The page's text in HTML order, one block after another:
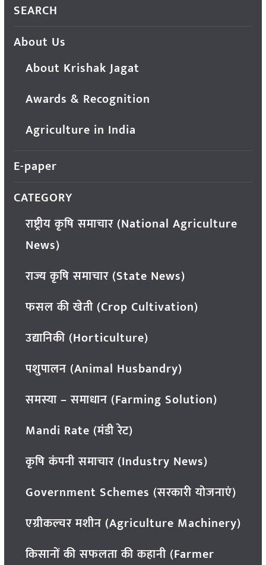
SEARCH
About Us
About Krishak Jagat
Awards & Recognition
Agriculture in India
E-paper
CATEGORY
राष्ट्रीय कृषि समाचार (National Agriculture
News)
राज्य कृषि समाचार (State News)
फसल की खेती (Crop Cultivation)
उद्यानिकी (Horticulture)
पशुपालन (Animal Husbandry)
समस्या – समाधान (Farming Solution)
Mandi Rate (मंडी रेट)
कृषि कंपनी समाचार (Industry News)
Government Schemes (सरकारी योजनाएं)
एग्रीकल्चर मशीन (Agriculture Machinery)
किसानों की सफलता की कहानी (Farmer